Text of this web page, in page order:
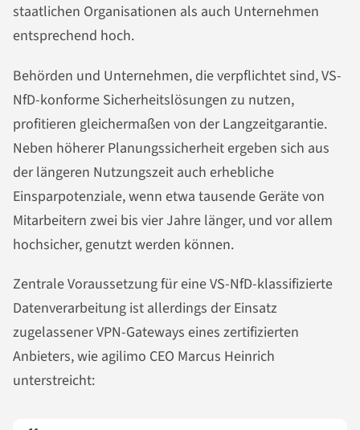
staatlichen Organisationen als auch Unternehmen
entsprechend hoch.
Behörden und Unternehmen, die verpflichtet sind, VS-
NfD-konforme Sicherheitslösungen zu nutzen,
profitieren gleichermaßen von der Langzeitgarantie.
Neben höherer Planungssicherheit ergeben sich aus
der längeren Nutzungszeit auch erhebliche
Einsparpotenziale, wenn etwa tausende Geräte von
Mitarbeitern zwei bis vier Jahre länger, und vor allem
hochsicher, genutzt werden können.
Zentrale Voraussetzung für eine VS-NfD-klassifizierte
Datenverarbeitung ist allerdings der Einsatz
zugelassener VPN-Gateways eines zertifizierten
Anbieters, wie agilimo CEO Marcus Heinrich
unterstreicht: